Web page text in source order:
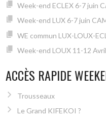
Week-end ECLEX 6-7 juin
Week-end LUX 6-7 juin
WE commun LUX-LOUX-
Week-end LOUX 11-12
ACCÈS RAPIDE
Trousseaux
Le Grand KIFEKOI ?